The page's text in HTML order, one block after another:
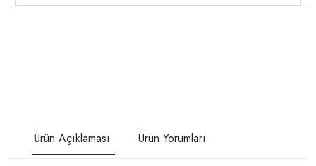
Ürün Açıklaması Ürün Yorumları